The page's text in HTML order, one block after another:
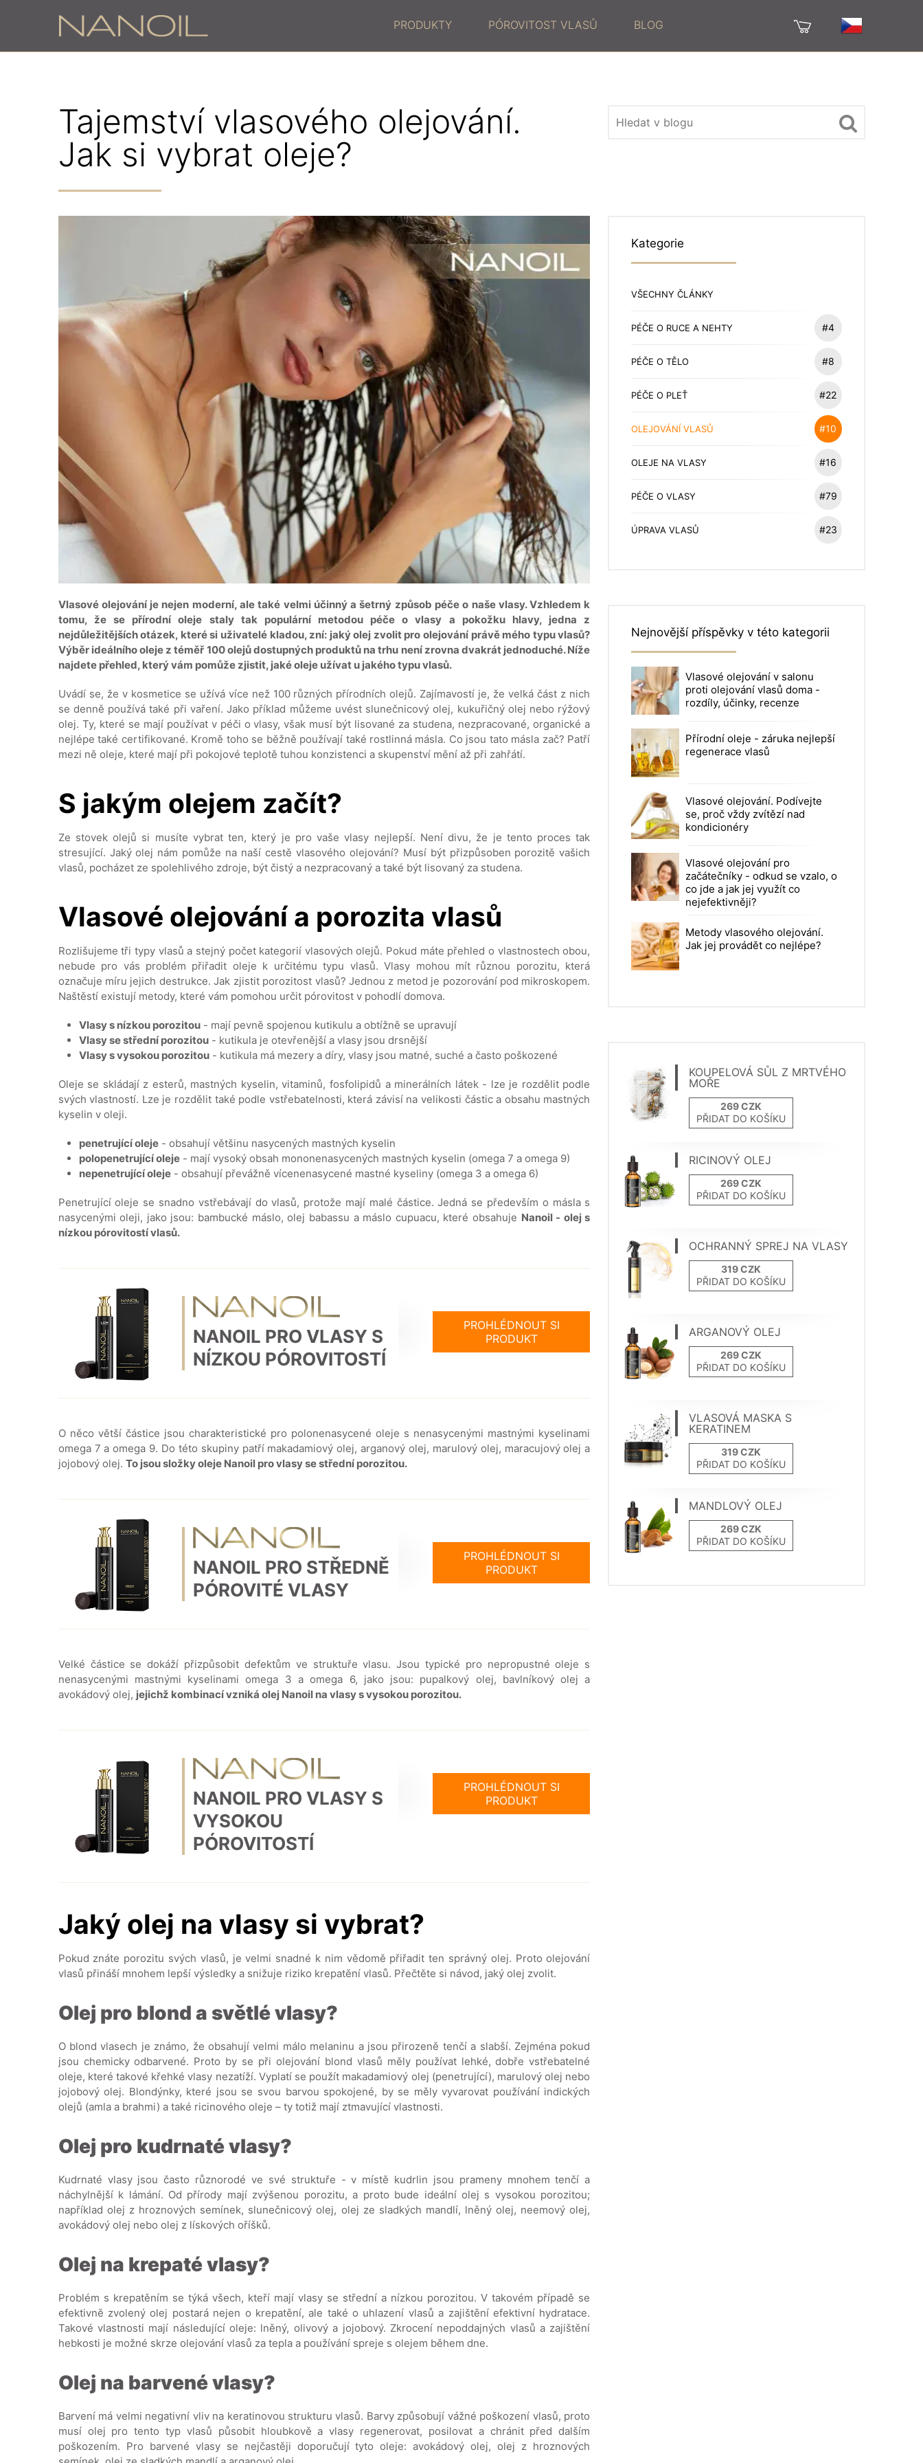
PRODUKTY PÓROVITOST VLASŮ BLOG
Tajemství vlasového olejování.
Jak si vybrat oleje?
Vlasové olejování je nejen moderní, ale také velmi účinný a šetrný způsob péče o naše vlasy. Vzhledem k
tomu, že se přírodní oleje staly tak populární metodou péče o vlasy a pokožku hlavy, jedna z
nejdůležitějších otázek, které si uživatelé kladou, zní: jaký olej zvolit pro olejování právě mého typu vlasů?
Výběr ideálního oleje z téměř 100 olejů dostupných produktů na trhu není zrovna dvakrát jednoduché. Níže
najdete přehled, který vám pomůže zjistit, jaké oleje užívat u jakého typu vlasů.
Uvádí se, že v kosmetice se užívá více než 100 různých přírodních olejů. Zajímavostí je, že velká část z nich
se denně používá také při vaření. Jako příklad můžeme uvést slunečnicový olej, kukuřičný olej nebo rýžový
olej. Ty, které se mají používat v péči o vlasy, však musí být lisované za studena, nezpracované, organické a
nejlépe také certifikované. Kromě toho se běžně používají také rostlinná másla. Co jsou tato másla zač? Patří
mezi ně oleje, které mají při pokojové teplotě tuhou konzistenci a skupenství mění až při zahřátí.
S jakým olejem začít?
Ze stovek olejů si musíte vybrat ten, který je pro vaše vlasy nejlepší. Není divu, že je tento proces tak
stresující. Jaký olej nám pomůže na naší cestě vlasového olejování? Musí být přizpůsoben porozitě vašich
vlasů, pocházet ze spolehlivého zdroje, být čistý a nezpracovaný a také být lisovaný za studena.
Vlasové olejování a porozita vlasů
Rozlišujeme tři typy vlasů a stejný počet kategorií vlasových olejů. Pokud máte přehled o vlastnostech obou,
nebude pro vás problém přiřadit oleje k určitému typu vlasů. Vlasy mohou mít různou porozitu, která
označuje míru jejich destrukce. Jak zjistit porozitost vlasů? Jednou z metod je pozorování pod mikroskopem.
Naštěstí existují metody, které vám pomohou určit pórovitost v pohodlí domova.
Vlasy s nízkou porozitou- mají pevně spojenou kutikulu a obtížně se upravují
Vlasy se střední porozitou- kutikula je otevřenější a vlasy jsou drsnější
Vlasy s vysokou porozitou- kutikula má mezery a díry, vlasy jsou matné, suché a často poškozené
Oleje se skládají z esterů, mastných kyselin, vitaminů, fosfolipidů a minerálních látek - lze je rozdělit podle
svých vlastností. Lze je rozdělit také podle vstřebatelnosti, která závisí na velikosti částic a obsahu mastných
kyselin v oleji.
penetrující oleje- obsahují většinu nasycených mastných kyselin
polopenetrující oleje- mají vysoký obsah mononenasycených mastných kyselin (omega 7 a omega 9)
nepenetrující oleje- obsahují převážně vícenenasycené mastné kyseliny (omega 3 a omega 6)
Penetrující oleje se snadno vstřebávají do vlasů, protože mají malé částice. Jedná se především o másla s
nasycenými oleji, jako jsou: bambucké máslo, olej babassu a máslo cupuacu, které obsahuje Nanoil - olej s
nízkou pórovitostí vlasů.
NANOIL PRO VLASY S
NÍZKOU PÓROVITOSTÍ
PROHLÉDNOUT SI
PRODUKT
O něco větší částice jsou charakteristické pro polonenasycené oleje s nenasycenými mastnými kyselinami
omega 7 a omega 9. Do této skupiny patří makadamiový olej, arganový olej, marulový olej, maracujový olej a
jojobový olej. To jsou složky oleje Nanoil pro vlasy se střední porozitou.
NANOIL PRO STŘEDNĚ
PÓROVITÉ VLASY
PROHLÉDNOUT SI
PRODUKT
Velké částice se dokáží přizpůsobit defektům ve struktuře vlasu. Jsou typické pro nepropustné oleje s
nenasycenými mastnými kyselinami omega 3 a omega 6, jako jsou: pupalkový olej, bavlníkový olej a
avokádový olej, jejichž kombinací vzniká olej Nanoil na vlasy s vysokou porozitou.
NANOIL PRO VLASY S
VYSOKOU
PÓROVITOSTÍ
PROHLÉDNOUT SI
PRODUKT
Jaký olej na vlasy si vybrat?
Pokud znáte porozitu svých vlasů, je velmi snadné k nim vědomě přiřadit ten správný olej. Proto olejování
vlasů přináší mnohem lepší výsledky a snižuje riziko krepatění vlasů. Přečtěte si návod, jaký olej zvolit.
Olej pro blond a světlé vlasy?
O blond vlasech je známo, že obsahují velmi málo melaninu a jsou přirozeně tenčí a slabší. Zejména pokud
jsou chemicky odbarvené. Proto by se při olejování blond vlasů měly používat lehké, dobře vstřebatelné
oleje, které takové křehké vlasy nezatíží. Vyplatí se použít makadamiový olej (penetrující), marulový olej nebo
jojobový olej. Blondýnky, které jsou se svou barvou spokojené, by se měly vyvarovat používání indických
olejů (amla a brahmi) a také ricinového oleje – ty totiž mají ztmavující vlastnosti.
Olej pro kudrnaté vlasy?
Kudrnaté vlasy jsou často různorodé ve své struktuře - v místě kudrlin jsou prameny mnohem tenčí a
náchylnější k lámání. Od přírody mají zvýšenou porozitu, a proto bude ideální olej s vysokou porozitou;
například olej z hroznových semínek, slunečnicový olej, olej ze sladkých mandlí, lněný olej, neemový olej,
avokádový olej nebo olej z lískových oříšků.
Olej na krepaté vlasy?
Problém s krepatěním se týká všech, kteří mají vlasy se střední a nízkou porozitou. V takovém případě se
efektivně zvolený olej postará nejen o krepatění, ale také o uhlazení vlasů a zajištění efektivní hydratace.
Takové vlastnosti mají následující oleje: lněný, olivový a jojobový. Zkrocení nepoddajných vlasů a zajištění
hebkosti je možné skrze olejování vlasů za tepla a používání spreje s olejem během dne.
Olej na barvené vlasy?
Barvení má velmi negativní vliv na keratinovou strukturu vlasů. Barvy způsobují vážné poškození vlasů, proto
musí olej pro tento typ vlasů působit hloubkově a vlasy regenerovat, posilovat a chránit před dalším
poškozením. Pro barvené vlasy se nejčastěji doporučují tyto oleje: avokádový olej, olej z hroznových
Kategorie
VŠECHNY ČLÁNKY
PÉČE O RUCE A NEHTY #4
PÉČE O TĚLO #8
PÉČE O PLEŤ #22
OLEJOVÁNÍ VLASŮ #10
OLEJE NA VLASY #16
PÉČE O VLASY #79
ÚPRAVA VLASŮ #23
Nejnovější příspěvky v této kategorii
Vlasové olejování v salonu
proti olejování vlasů doma -
rozdíly, účinky, recenze
Přírodní oleje - záruka nejlepší
regenerace vlasů
Vlasové olejování. Podívejte
se, proč vždy zvítězí nad
kondicionéry
Vlasové olejování pro
začátečníky - odkud se vzalo, o
co jde a jak jej využít co
nejefektivněji?
Metody vlasového olejování.
Jak jej provádět co nejlépe?
KOUPELOVÁ SŮL Z MRTVÉHO
MOŘE
PŘIDAT DO KOŠÍKU
RICINOVÝ OLEJ
PŘIDAT DO KOŠÍKU
OCHRANNÝ SPREJ NA VLASY
PŘIDAT DO KOŠÍKU
ARGANOVÝ OLEJ
PŘIDAT DO KOŠÍKU
VLASOVÁ MASKA S
KERATINEM
PŘIDAT DO KOŠÍKU
MANDLOVÝ OLEJ
PŘIDAT DO KOŠÍKU